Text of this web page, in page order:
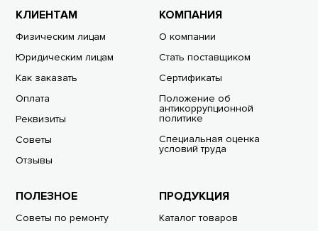
КЛИЕНТАМ
Физическим лицам
Юридическим лицам
Как заказать
Оплата
Реквизиты
Советы
Отзывы
КОМПАНИЯ
О компании
Стать поставщиком
Сертификаты
Положение об
антикоррупционной
политике
Специальная оценка
условий труда
ПОЛЕЗНОЕ
Советы по ремонту
ПРОДУКЦИЯ
Каталог товаров